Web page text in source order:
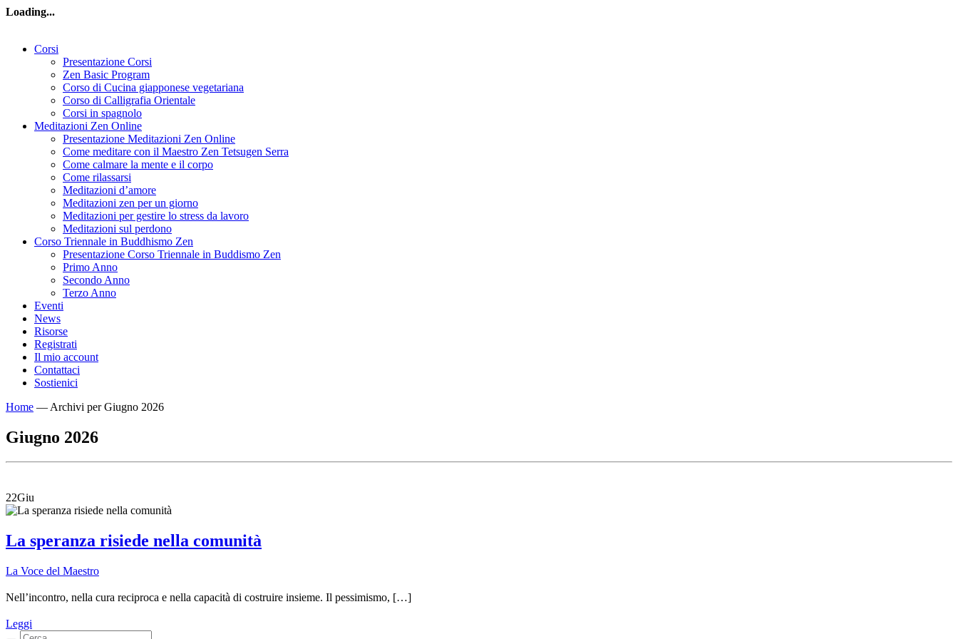
Loading...
Corsi
Presentazione Corsi
Zen Basic Program
Corso di Cucina giapponese vegetariana
Corso di Calligrafia Orientale
Corsi in spagnolo
Meditazioni Zen Online
Presentazione Meditazioni Zen Online
Come meditare con il Maestro Zen Tetsugen Serra
Come calmare la mente e il corpo
Come rilassarsi
Meditazioni d’amore
Meditazioni zen per un giorno
Meditazioni per gestire lo stress da lavoro
Meditazioni sul perdono
Corso Triennale in Buddhismo Zen
Presentazione Corso Triennale in Buddismo Zen
Primo Anno
Secondo Anno
Terzo Anno
Eventi
News
Risorse
Registrati
Il mio account
Contattaci
Sostienici
Home — Archivi per Giugno 2026
Giugno 2026
22Giu
La speranza risiede nella comunità
La Voce del Maestro
Nell’incontro, nella cura reciproca e nella capacità di costruire insieme. Il pessimismo, […]
Leggi